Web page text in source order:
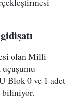
olan Milli
Blok 0 ve 1 adet